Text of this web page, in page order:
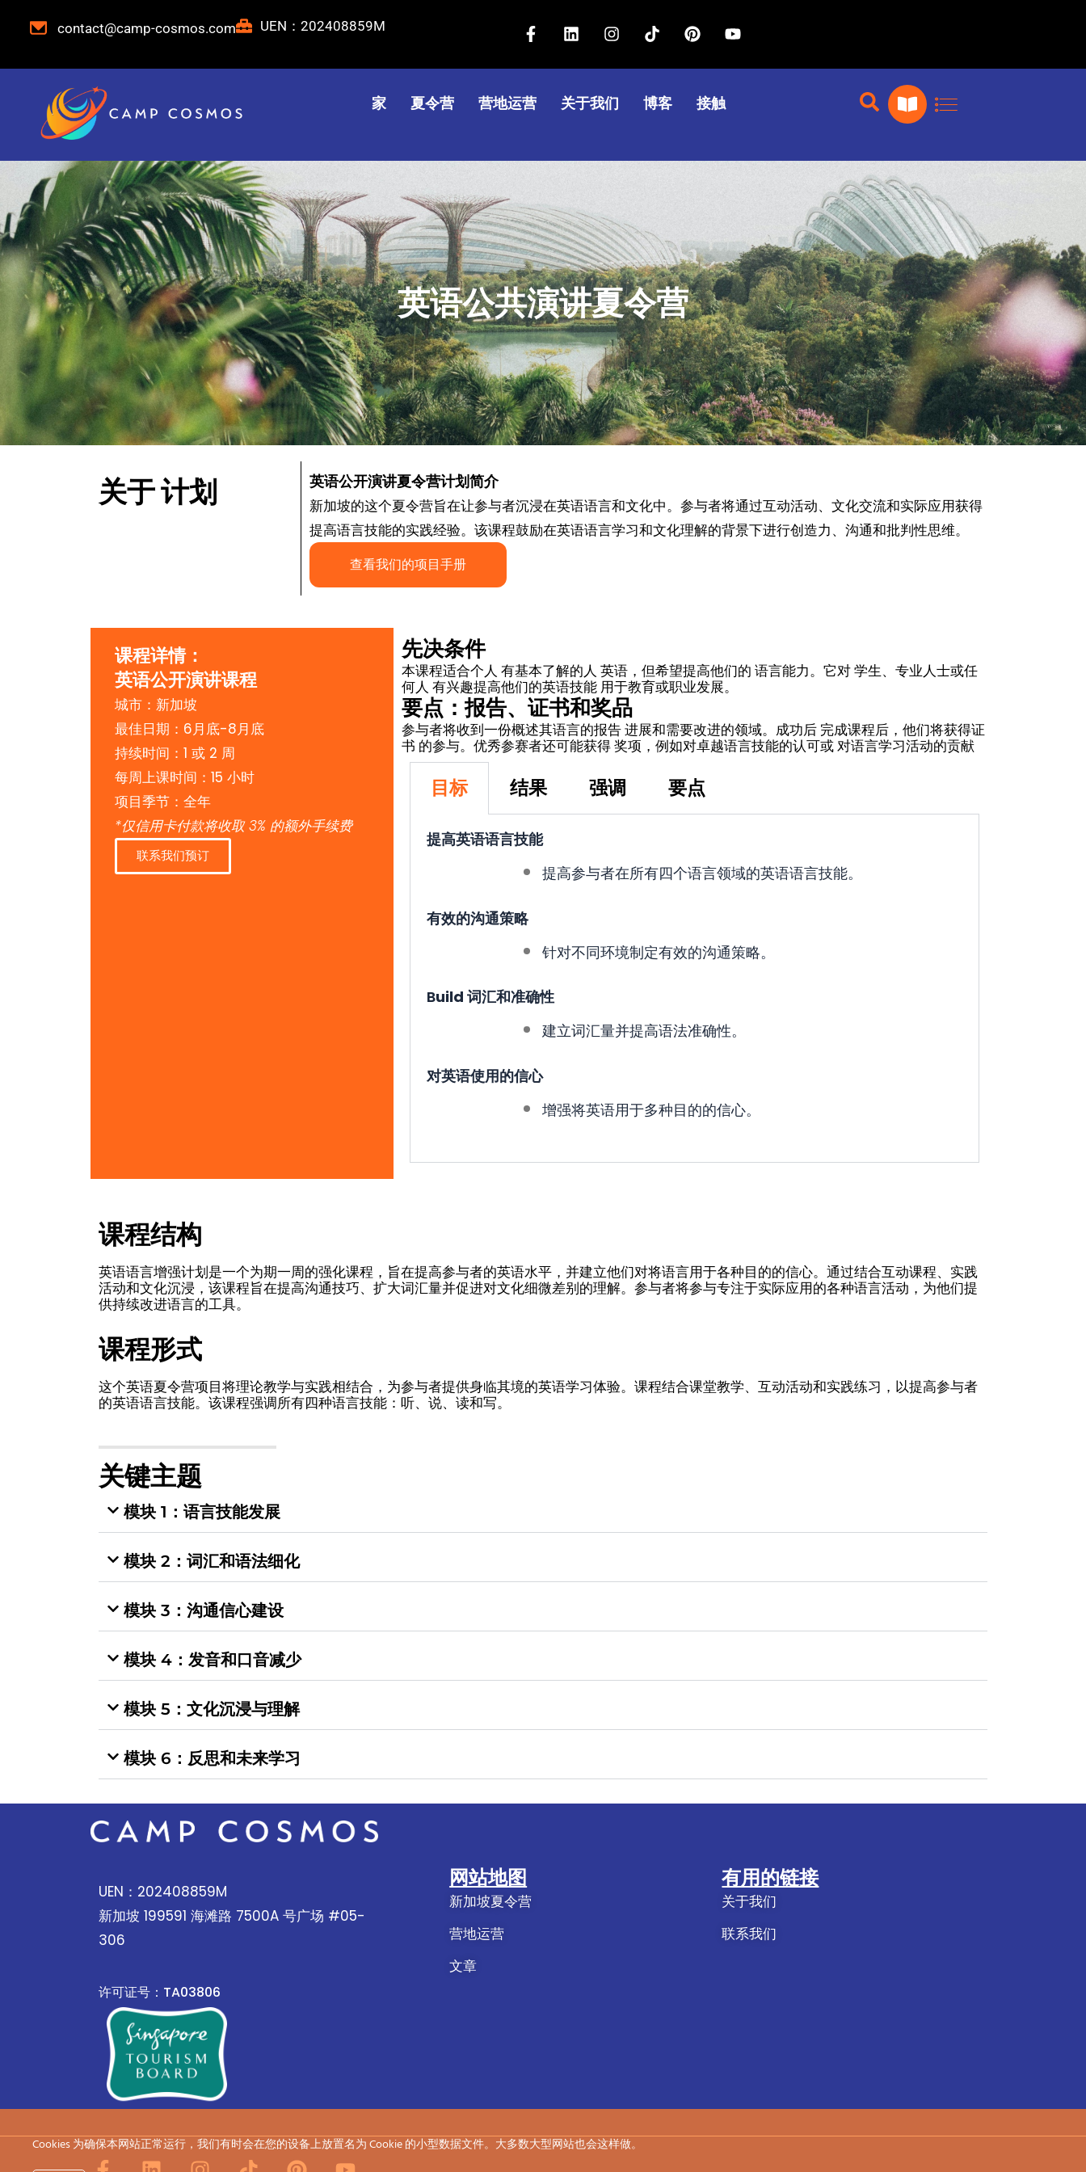
容
contact@camp-cosmos.com UEN：202408859M
脸
书
f
领
英
I
n
t
g
抖
音
P
i
t
r
Y
o
T
家 夏令营 营地运营 关于我们 博客 接触
开
卷
英语公共演讲夏令营
关于 计划 英语公开演讲夏令营计划简介
新加坡的这个夏令营旨在让参与者沉浸在英语语言和文化中。参与者将通过互动活动、文化交流和实际应用获得
提高语言技能的实践经验。该课程鼓励在英语语言学习和文化理解的背景下进行创造力、沟通和批判性思维。
查看我们的项目手册
课程详情：
英语公开演讲课程
城市：新加坡
最佳日期：6月底-8月底
持续时间：1 或 2 周
每周上课时间：15 小时
项目季节：全年
*仅信用卡付款将收取 3% 的额外手续费
联系我们预订
先决条件
本课程适合个人 有基本了解的人 英语，但希望提高他们的 语言能力。它对 学生、专业人士或任
何人 有兴趣提高他们的英语技能 用于教育或职业发展。
要点：报告、证书和奖品
参与者将收到一份概述其语言的报告 进展和需要改进的领域。成功后 完成课程后，他们将获得证
书 的参与。优秀参赛者还可能获得 奖项，例如对卓越语言技能的认可或 对语言学习活动的贡献
目标 结果 强调 要点
提高英语语言技能
提高参与者在所有四个语言领域的英语语言技能。
有效的沟通策略
针对不同环境制定有效的沟通策略。
Build 词汇和准确性
建立词汇量并提高语法准确性。
对英语使用的信心
增强将英语用于多种目的的信心。
课程结构
英语语言增强计划是一个为期一周的强化课程，旨在提高参与者的英语水平，并建立他们对将语言用于各种目的的信心。通过结合互动课程、实践
活动和文化沉浸，该课程旨在提高沟通技巧、扩大词汇量并促进对文化细微差别的理解。参与者将参与专注于实际应用的各种语言活动，为他们提
供持续改进语言的工具。
课程形式
这个英语夏令营项目将理论教学与实践相结合，为参与者提供身临其境的英语学习体验。课程结合课堂教学、互动活动和实践练习，以提高参与者
的英语语言技能。该课程强调所有四种语言技能：听、说、读和写。
关键主题
模块 1：语言技能发展
模块 2：词汇和语法细化
模块 3：沟通信心建设
模块 4：发音和口音减少
模块 5：文化沉浸与理解
模块 6：反思和未来学习
UEN：202408859M
新加坡 199591 海滩路 7500A 号广场 #05-
306
有用的链接
关于我们
联系我们
网站地图
新加坡夏令营
营地运营
文章
许可证号：TA03806
脸
领
I
抖
P
Y
Cookies 为确保本网站正常运行，我们有时会在您的设备上放置名为 Cookie 的小型数据文件。大多数大型网站也会这样做。